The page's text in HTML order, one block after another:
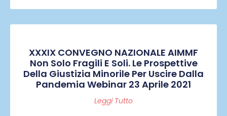
XXXIX CONVEGNO NAZIONALE AIMMF
Non Solo Fragili E Soli. Le Prospettive
Della Giustizia Minorile Per Uscire Dalla
Pandemia Webinar 23 Aprile 2021
Leggi Tutto